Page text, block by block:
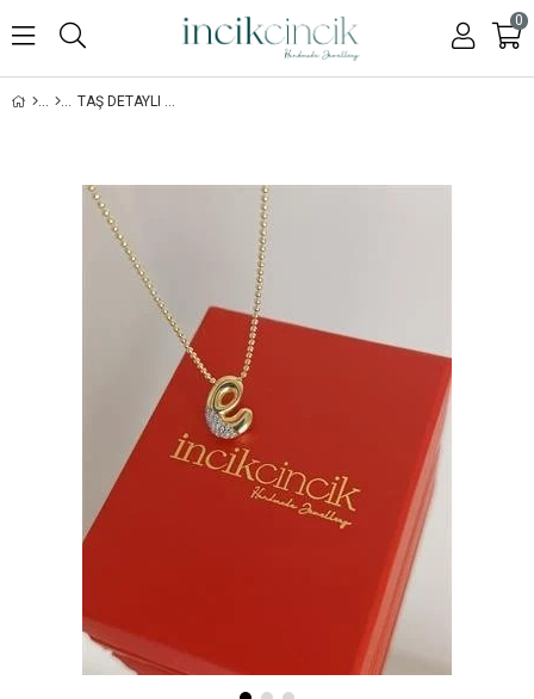
0
TAŞ DETAYLI MINI HARF KOLYE - 925 AYAR GÜMÜŞ